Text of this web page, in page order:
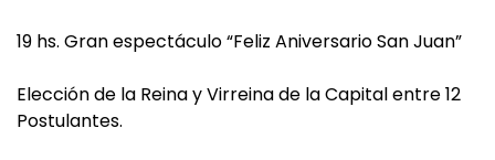
19 hs. Gran espectáculo “Feliz Aniversario San Juan”
Elección de la Reina y Virreina de la Capital entre 12
Postulantes.